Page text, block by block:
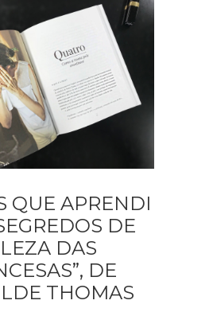
QUE APRENDI
DE
DAS
DE
THOMAS